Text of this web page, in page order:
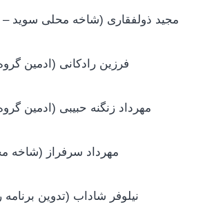
(مجید ذولفقاری (شاخه محلی سوید –
(فرزین رادکانی (ادمین
(مهرداد زنگنه حبیبی (ادمین
(مهرداد سرفراز (شاخه
(نیلوفر شاداب (تدوین